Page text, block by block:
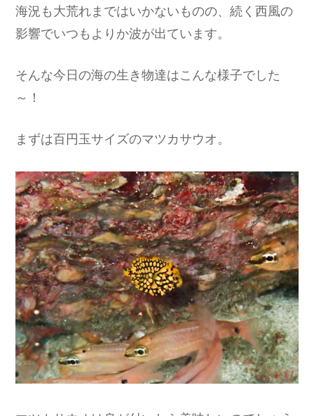
海況も大荒れまではいかないものの、続く西風の
影響でいつもよりか波が出ています。
そんな今日の海の生き物達はこんな様子でした
～！
まずは百円玉サイズのマツカサウオ。